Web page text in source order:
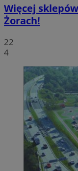
Więcej
Żorach!
22
4